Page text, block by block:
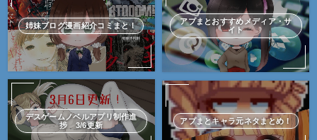
姉妹ブログ漫画紹介コミまと！
アプまとおすすめメディア・サ
イト
デスゲームノベルアプリ制作進
捗 3/6更新
アプまとキャラ元ネタまとめ！